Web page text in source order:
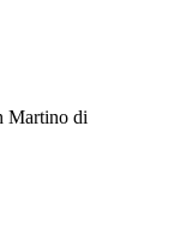
Martino di